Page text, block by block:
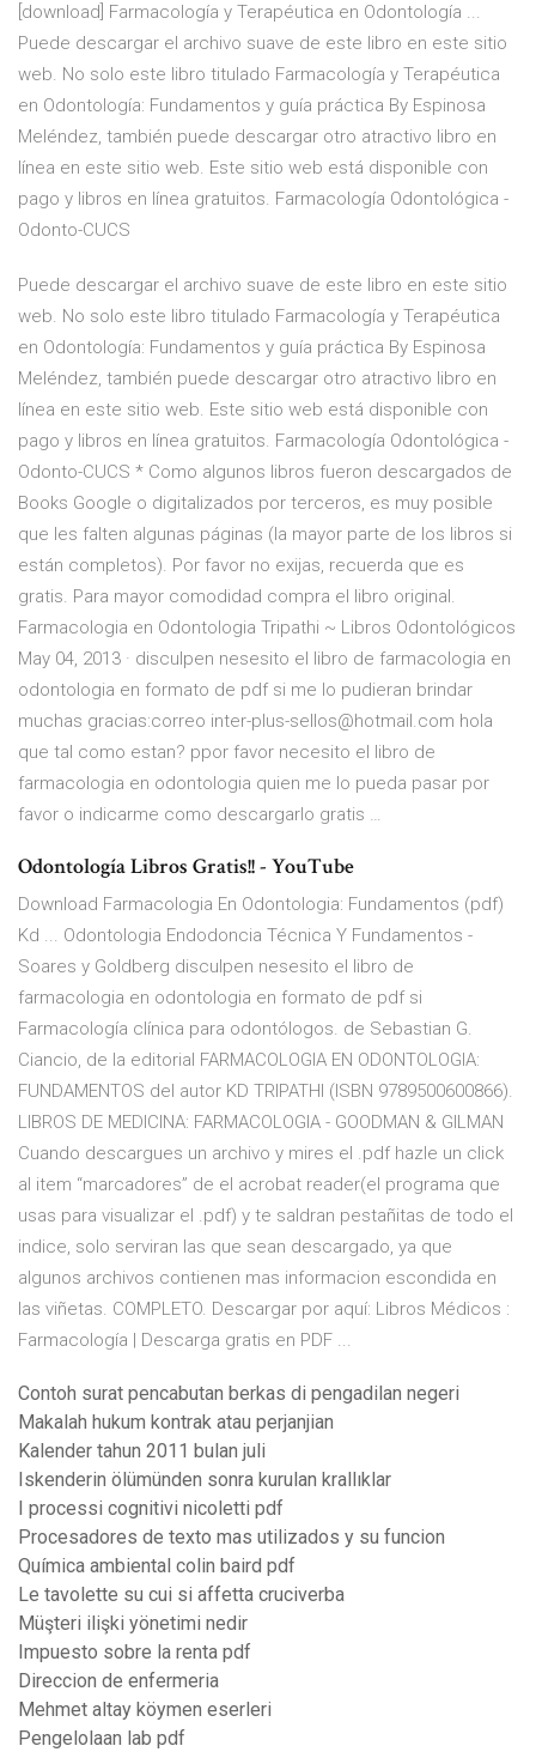
[download] Farmacología y Terapéutica en Odontología ...
Puede descargar el archivo suave de este libro en este sitio
web. No solo este libro titulado Farmacología y Terapéutica
en Odontología: Fundamentos y guía práctica By Espinosa
Meléndez, también puede descargar otro atractivo libro en
línea en este sitio web. Este sitio web está disponible con
pago y libros en línea gratuitos. Farmacología Odontológica -
Odonto-CUCS
Puede descargar el archivo suave de este libro en este sitio
web. No solo este libro titulado Farmacología y Terapéutica
en Odontología: Fundamentos y guía práctica By Espinosa
Meléndez, también puede descargar otro atractivo libro en
línea en este sitio web. Este sitio web está disponible con
pago y libros en línea gratuitos. Farmacología Odontológica -
Odonto-CUCS * Como algunos libros fueron descargados de
Books Google o digitalizados por terceros, es muy posible
que les falten algunas páginas (la mayor parte de los libros si
están completos). Por favor no exijas, recuerda que es
gratis. Para mayor comodidad compra el libro original.
Farmacologia en Odontologia Tripathi ~ Libros Odontológicos
May 04, 2013 · disculpen nesesito el libro de farmacologia en
odontologia en formato de pdf si me lo pudieran brindar
muchas gracias:correo inter-plus-sellos@hotmail.com hola
que tal como estan? ppor favor necesito el libro de
farmacologia en odontologia quien me lo pueda pasar por
favor o indicarme como descargarlo gratis …
Odontología Libros Gratis!! - YouTube
Download Farmacologia En Odontologia: Fundamentos (pdf)
Kd ... Odontologia Endodoncia Técnica Y Fundamentos -
Soares y Goldberg disculpen nesesito el libro de
farmacologia en odontologia en formato de pdf si
Farmacología clínica para odontólogos. de Sebastian G.
Ciancio, de la editorial FARMACOLOGIA EN ODONTOLOGIA:
FUNDAMENTOS del autor KD TRIPATHI (ISBN 9789500600866).
LIBROS DE MEDICINA: FARMACOLOGIA - GOODMAN & GILMAN
Cuando descargues un archivo y mires el .pdf hazle un click
al item “marcadores” de el acrobat reader(el programa que
usas para visualizar el .pdf) y te saldran pestañitas de todo el
indice, solo serviran las que sean descargado, ya que
algunos archivos contienen mas informacion escondida en
las viñetas. COMPLETO. Descargar por aquí: Libros Médicos :
Farmacología | Descarga gratis en PDF ...
Contoh surat pencabutan berkas di pengadilan negeri
Makalah hukum kontrak atau perjanjian
Kalender tahun 2011 bulan juli
Iskenderin ölümünden sonra kurulan krallıklar
I processi cognitivi nicoletti pdf
Procesadores de texto mas utilizados y su funcion
Química ambiental colin baird pdf
Le tavolette su cui si affetta cruciverba
Müşteri ilişki yönetimi nedir
Impuesto sobre la renta pdf
Direccion de enfermeria
Mehmet altay köymen eserleri
Pengelolaan lab pdf